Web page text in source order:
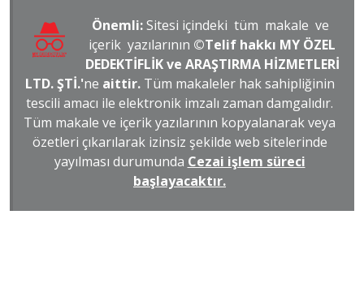
Önemli:Sitesi içindeki tüm makale ve
içerik yazılarının ©Telif hakkı MY ÖZEL
DEDEKTİFLİK ve ARAŞTIRMA HİZMETLERİ
LTD. ŞTİ.'ne aittir. Tüm makaleler hak sahipliğinin
tescili amacı ile elektronik imzalı zaman damgalıdır.
Tüm makale ve içerik yazılarının kopyalanarak veya
özetleri çıkarılarak izinsiz şekilde web sitelerinde
yayılması durumunda Cezai işlem süreci
başlayacaktır.